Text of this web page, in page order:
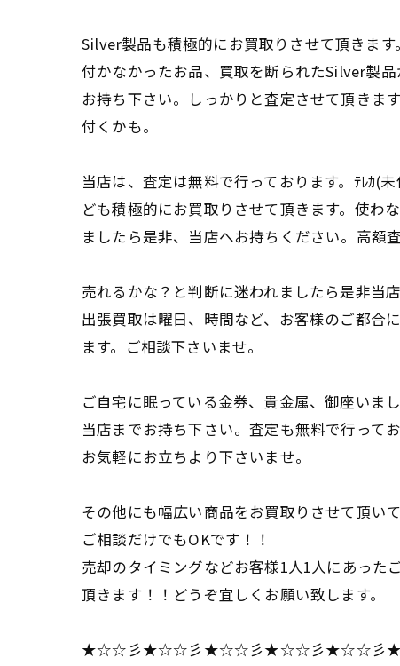
Silver製品も積極的にお買取りさせて頂きます
付かなかったお品、買取を断られたSilver製品
お持ち下さい。しっかりと査定させて頂きま
付くかも。
当店は、査定は無料で行っております。ﾃﾚｶ(
ども積極的にお買取りさせて頂きます。使わ
ましたら是非、当店へお持ちください。高額
売れるかな？と判断に迷われましたら是非当
出張買取は曜日、時間など、お客様のご都合
ます。ご相談下さいませ。
ご自宅に眠っている金券、貴金属、御座いま
当店までお持ち下さい。査定も無料で行って
お気軽にお立ちより下さいませ。
その他にも幅広い商品をお買取りさせて頂いて
ご相談だけでもOKです！！
売却のタイミングなどお客様1人1人にあった
頂きます！！どうぞ宜しくお願い致します。
★☆☆彡★☆☆彡★☆☆彡★☆☆彡★☆☆彡